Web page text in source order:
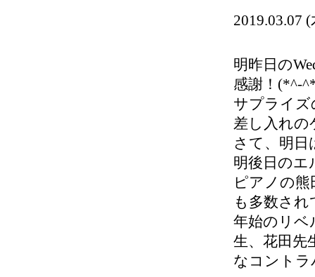
明昨日の
感謝！(*^-
サプライ
差し入れの
さて、明日
明後日のエ
ピアノの
も多数さ
年始のリベ
生、花田先
なコントラ